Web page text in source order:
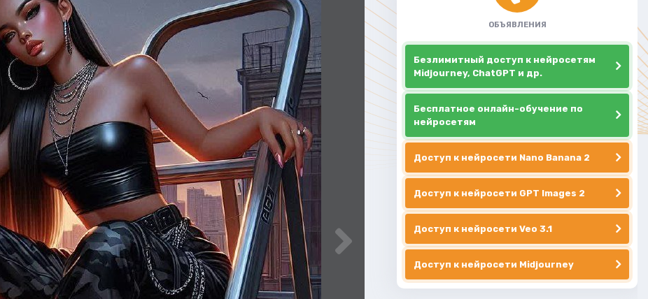
ОБЪЯВЛЕНИЯ
Безлимитный доступ к нейросетям
Midjourney, ChatGPT и др.
Бесплатное онлайн-обучение по
нейросетям
Доступ к нейросети Nano Banana 2
Доступ к нейросети GPT Images 2
Доступ к нейросети Veo 3.1
Доступ к нейросети Midjourney